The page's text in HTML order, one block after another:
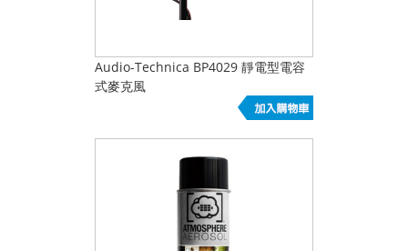
Audio-Technica BP4029 靜電型電容
式麥克風